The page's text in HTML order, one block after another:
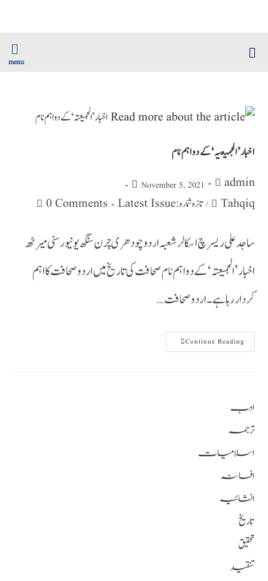
menu
اخبار ’الجمیعتہ‘ کے دو اہم نام
admin
November 5, 2021
Tahqiq
/ تازہ شمارہ : Latest Issue 0 Comments
ساجد علی ریسرچ اسکالر شعبہ اردو چودھری چرن سنگھ یونیورسٹی میرٹھ
اخبار ’الجمیعتہ‘ کے دو اہم نام صحافت کی تاریخ میں اردو صحافت کا اہم
کردار رہا ہے۔اردو صحافت…
Continue Reading
ادب
ترجمہ
اسلامیات
افسانہ
انشائیہ
تاریخ
تحقیق
تنقید